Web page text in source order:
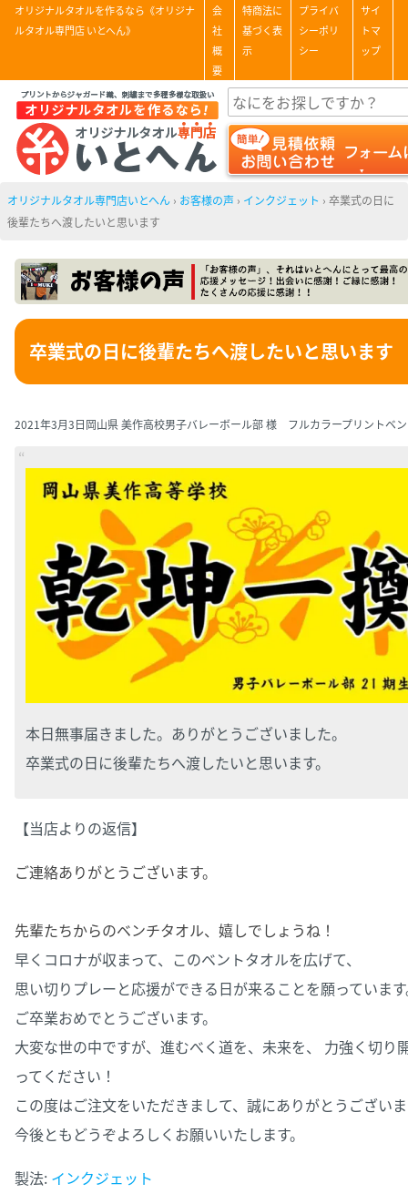
オリジナルタオルを作るなら《オリジナ
ルタオル専門店 いとへん》
会
社
概
要
特商法に
基づく表
示
プライバ
シーポリ
シー
サイ
トマ
ップ
オリジナルタオル専門店いとへん › お客様の声 › インクジェット › 卒業式の日に
後輩たちへ渡したいと思います
卒業式の日に後輩たちへ渡したいと思います
2021年3月3日岡山県 美作高校男子バレーボール部 様 フルカラープリントベ
本日無事届きました。ありがとうございました。
卒業式の日に後輩たちへ渡したいと思います。
【当店よりの返信】
ご連絡ありがとうございます。
先輩たちからのベンチタオル、嬉しでしょうね！
早くコロナが収まって、このベントタオルを広げて、
思い切りプレーと応援ができる日が来ることを願っていま
ご卒業おめでとうございます。
大変な世の中ですが、進むべく道を、未来を、 力強く切り
ってください！
この度はご注文をいただきまして、誠にありがとうござい
今後ともどうぞよろしくお願いいたします。
製法: インクジェット